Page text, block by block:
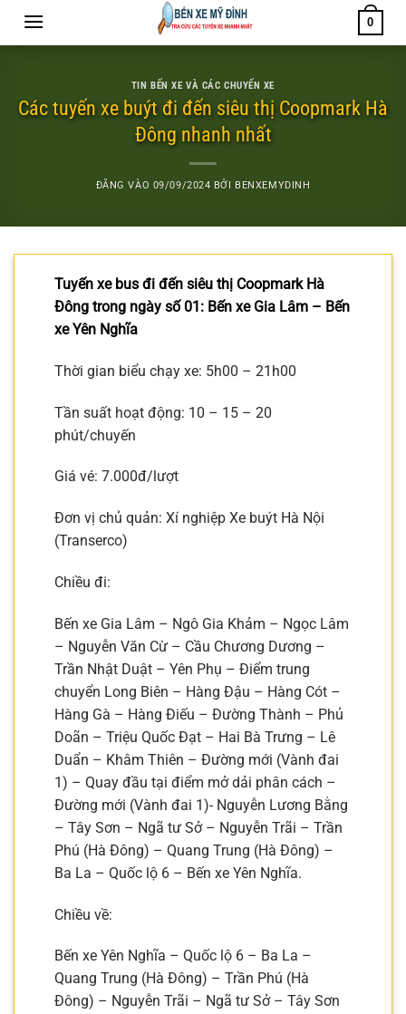
0
TIN BẾN XE VÀ CÁC CHUYẾN XE
Các tuyến xe buýt đi đến siêu thị Coopmark Hà
Đông nhanh nhất
ĐĂNG VÀO 09/09/2024 BỞI BENXEMYDINH
Tuyến xe bus đi đến siêu thị Coopmark Hà
Đông trong ngày số 01: Bến xe Gia Lâm – Bến
xe Yên Nghĩa
Thời gian biểu chạy xe: 5h00 – 21h00
Tần suất hoạt động: 10 – 15 – 20
phút/chuyến
Giá vé: 7.000đ/lượt
Đơn vị chủ quản: Xí nghiệp Xe buýt Hà Nội
(Transerco)
Chiều đi:
Bến xe Gia Lâm – Ngô Gia Khảm – Ngọc Lâm
– Nguyễn Văn Cừ – Cầu Chương Dương –
Trần Nhật Duật – Yên Phụ – Điểm trung
chuyển Long Biên – Hàng Đậu – Hàng Cót –
Hàng Gà – Hàng Điếu – Đường Thành – Phủ
Doãn – Triệu Quốc Đạt – Hai Bà Trưng – Lê
Duẩn – Khâm Thiên – Đường mới (Vành đai
1) – Quay đầu tại điểm mở dải phân cách –
Đường mới (Vành đai 1)- Nguyễn Lương Bằng
– Tây Sơn – Ngã tư Sở – Nguyễn Trãi – Trần
Phú (Hà Đông) – Quang Trung (Hà Đông) –
Ba La – Quốc lộ 6 – Bến xe Yên Nghĩa.
Chiều về:
Bến xe Yên Nghĩa – Quốc lộ 6 – Ba La –
Quang Trung (Hà Đông) – Trần Phú (Hà
Đông) – Nguyễn Trãi – Ngã tư Sở – Tây Sơn